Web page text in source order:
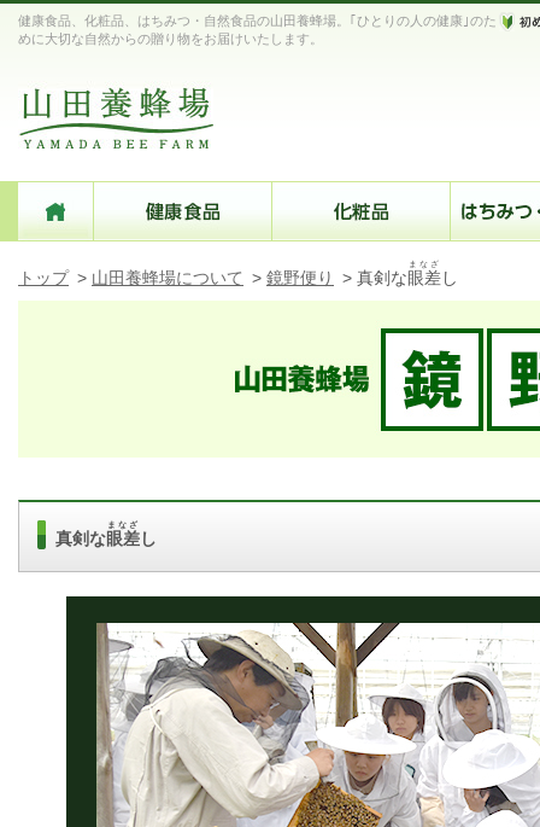
健康食品、化粧品、はちみつ・自然食品の山田養蜂場。｢ひとりの人の健康｣のた
めに大切な自然からの贈り物をお届けいたします。
トップ > 山田養蜂場について > 鏡野便り > 真剣な眼差
まなざ
し
真剣な眼差
まなざ
し